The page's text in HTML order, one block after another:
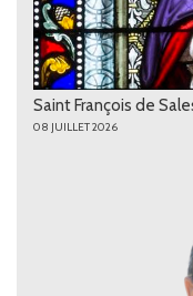
Saint François de
08 JUILLET 2026